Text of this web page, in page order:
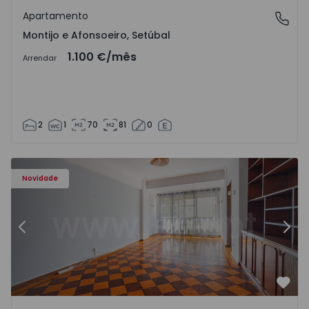
Montijo e Afonsoeiro, Setúbal
Apartamento
Montijo e Afonsoeiro, Setúbal
Arrendar 1.100 €/mês
2 1 70 81 0
Novidade
Apartamento T5 Lisboa, Olivais - 1575717 - 6
Anterior